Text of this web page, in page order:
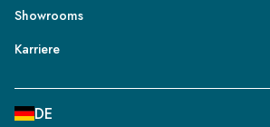
Showrooms
Karriere
DE
FR
IT